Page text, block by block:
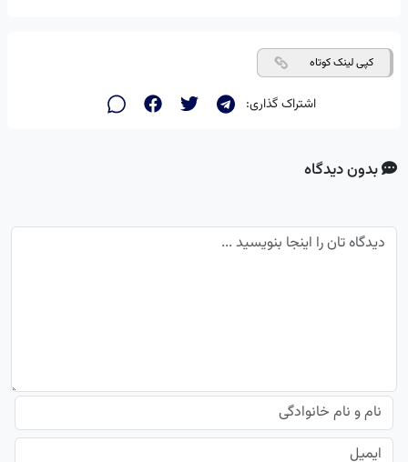
کپی لینک کوتاه
اشتراک گذاری:
بدون دیدگاه